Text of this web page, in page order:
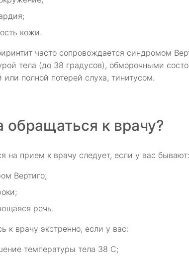
кожи.
часто сопровождается синдромом
тела (до 38 градусов), обморочными
или полной потерей слуха, тинитусом.
обращаться к врачу?
на прием к врачу следует, если у вас бывают:
Вертиго;
речь.
к врачу экстренно, если у вас:
температуры тела 38 С;